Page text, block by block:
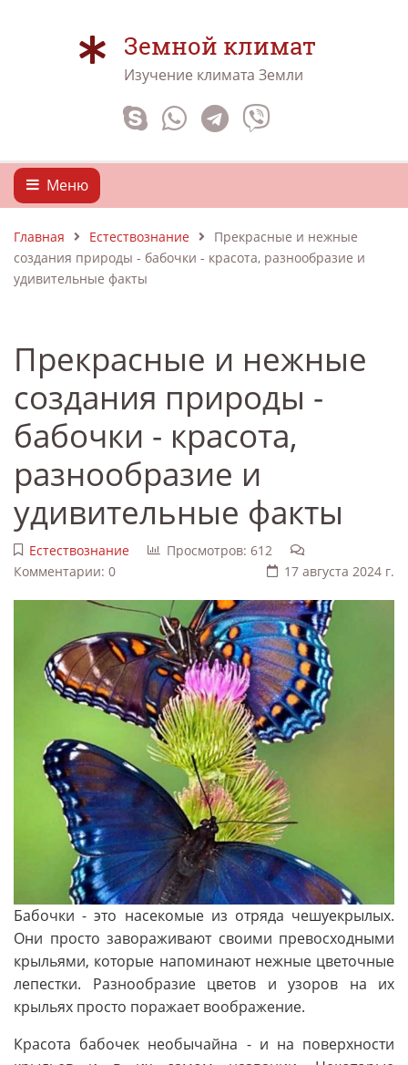
Земной климат
Изучение климата Земли
Меню
Главная Естествознание
Прекрасные и нежные
создания природы - бабочки - красота, разнообразие и
удивительные факты
Прекрасные и нежные
создания природы -
бабочки - красота,
разнообразие и
удивительные факты
Естествознание
Просмотров: 612
Комментарии: 0
17 августа 2024 г.
Бабочки - это насекомые из отряда чешуекрылых.
Они просто завораживают своими превосходными
крыльями, которые напоминают нежные цветочные
лепестки. Разнообразие цветов и узоров на их
крыльях просто поражает воображение.
Красота бабочек необычайна - и на поверхности